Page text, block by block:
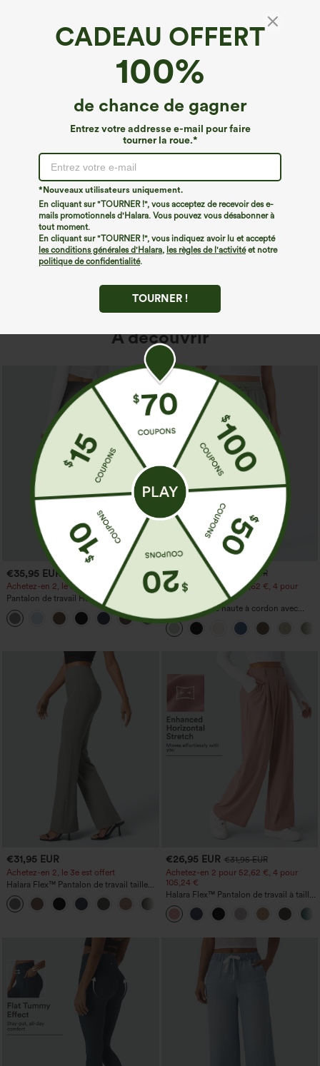
CADEAU OFFERT
100%
de chance de gagner
Entrez votre addresse e-mail pour faire
tourner la roue.*
*Nouveaux utilisateurs uniquement.
En cliquant sur "TOURNER !", vous acceptez de recevoir des e-
mails promotionnels d'Halara. Vous pouvez vous désabonner à
tout moment.
En cliquant sur "TOURNER !", vous indiquez avoir lu et accepté
les conditions générales d'Halara, les règles de l'activitéet notre
politique de confidentialité.
TOURNER !
Nous ne semblons pas pouvoir trouver la page que
vous recherchez.
Acheter plus
À découvrir
€35,95 EUR
Achetez-en 2, le 3e est offert
Pantalon de travail Halara Flex™
DayStretch à taille haute, avec poches et
coupe droite
€31,95 EUR
€35,95 EUR
Achetez-en 2 pour 52,62 €, 4 pour
Pantalon taille haute à cordon avec
poches, jambe large et coupe ample,
style décontracté, effet lin
€31,95 EUR
Achetez-en 2, le 3e est offert
Halara Flex™ Pantalon de travail taille
haute avec poche latérale arrière et
légère coupe évasée
€26,95 EUR €31,95 EUR
Achetez-en 2 pour 52,62 €, 4 pour
105,24 €
Halara Flex™ Pantalon de travail à taille
haute, jambe large, avec poches, en
maille gaufrée